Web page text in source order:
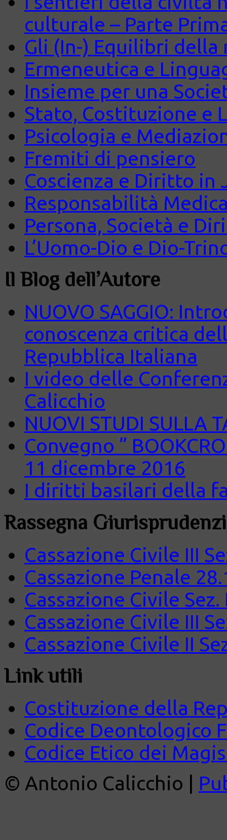
culturale – Parte
Gli (In-) Equilibri della
Ermeneutica e
Insieme per una
Stato, Costituzione e
Psicologia e
Fremiti di pensiero
Coscienza e Diritto in
Responsabilità
Persona, Società e
L’Uomo-Dio e Dio-
Il Blog dell’Autore
NUOVO SAGGIO:
conoscenza critica
Repubblica Italiana
I video delle
Calicchio
NUOVI STUDI SULLA
Convegno ”
11 dicembre 2016
I diritti basilari della
Rassegna
Cassazione Civile III
Cassazione Penale
Cassazione Civile
Cassazione Civile III
Cassazione Civile II
Link utili
Costituzione della
Codice Deontologico
Codice Etico dei
© Antonio Calicchio |